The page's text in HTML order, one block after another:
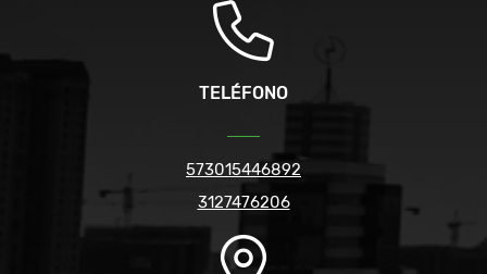
TELÉFONO
573015446892
3127476206